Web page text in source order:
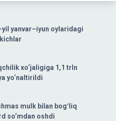
yil yanvar–iyun oylaridagi
xo‘jaligiga 1,1 trln
yo‘naltirildi
mulk bilan bogʻliq
so‘mdan oshdi